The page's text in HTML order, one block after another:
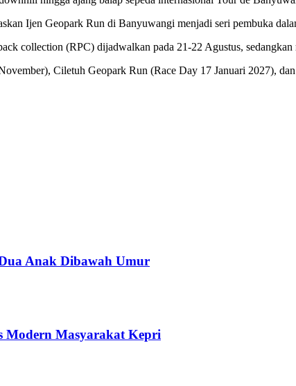
Ijen Geopark Run di Banyuwangi menjadi seri pembuka
collection (RPC) dijadwalkan pada 21-22 Agustus,
Ciletuh Geopark Run (Race Day 17 Januari 2027),
Anak Dibawah Umur
Modern Masyarakat Kepri